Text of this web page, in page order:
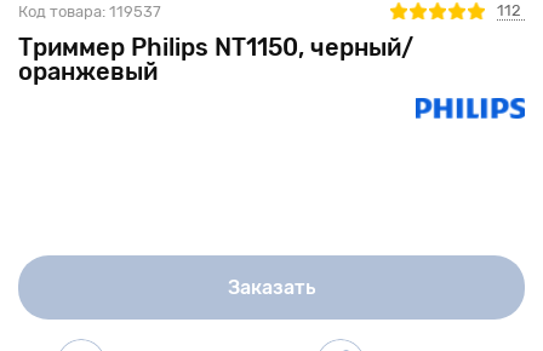
Триммер Philips NT1150, черный/
оранжевый
Код товара: 119537 112
Заказать